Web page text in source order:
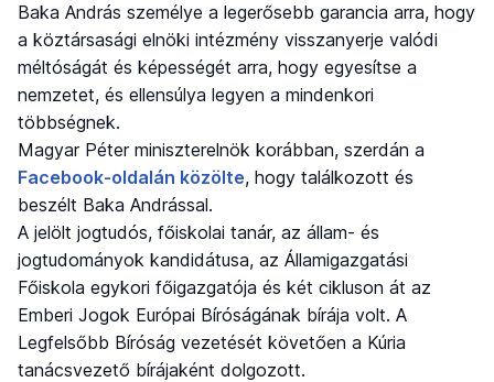
Baka András személye a legerősebb garancia arra, hogy
a köztársasági elnöki intézmény visszanyerje valódi
méltóságát és képességét arra, hogy egyesítse a
nemzetet, és ellensúlya legyen a mindenkori
többségnek.
Magyar Péter miniszterelnök korábban, szerdán a
Facebook-oldalán közölte, hogy találkozott és
beszélt Baka Andrással.
A jelölt jogtudós, főiskolai tanár, az állam- és
jogtudományok kandidátusa, az Államigazgatási
Főiskola egykori főigazgatója és két cikluson át az
Emberi Jogok Európai Bíróságának bírája volt. A
Legfelsőbb Bíróság vezetését követően a Kúria
tanácsvezető bírájaként dolgozott.